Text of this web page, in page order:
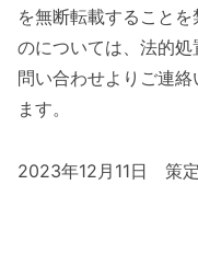
を無断転載すること
のについては、法的
問い合わせよりご連
ます。
2023年12月11日 策定